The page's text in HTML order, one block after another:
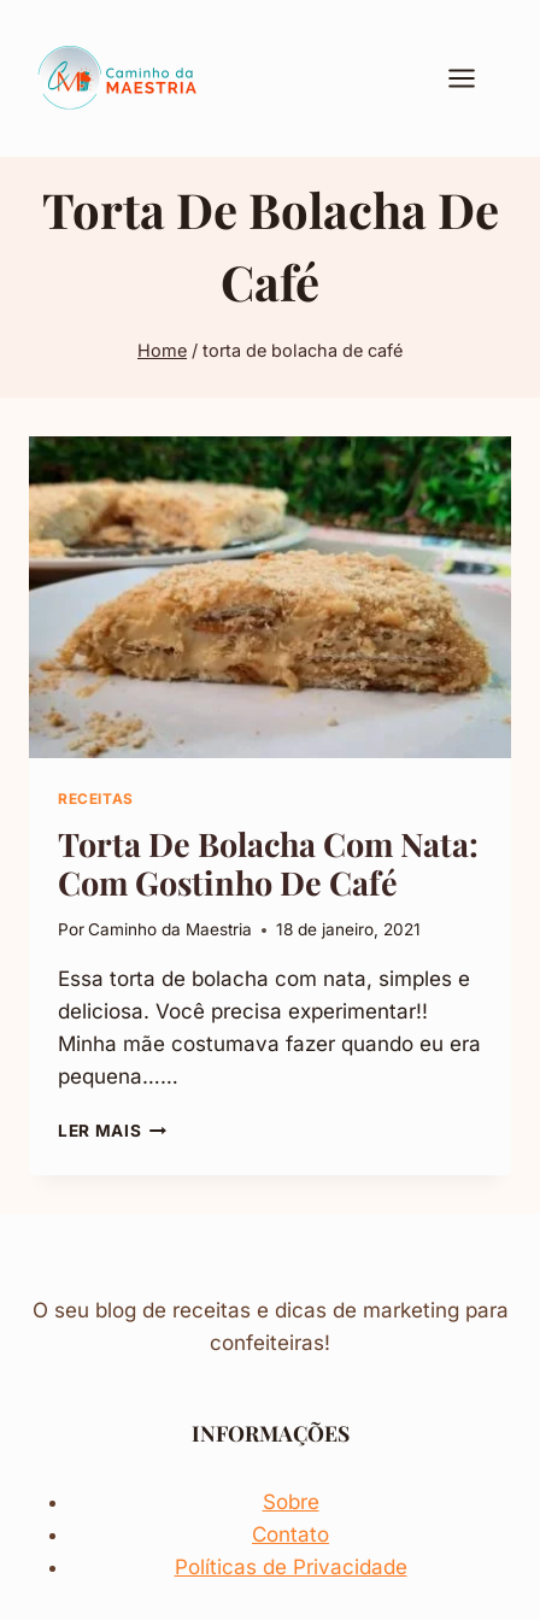
Conteúdo
Torta De Bolacha De
Café
Home / torta de bolacha de café
RECEITAS
Torta De Bolacha Com Nata:
Com Gostinho De Café
PorCaminho da Maestria 18 de janeiro, 2021
Essa torta de bolacha com nata, simples e
deliciosa. Você precisa experimentar!!
Minha mãe costumava fazer quando eu era
pequena……
LER MAISTORTA
DE
O seu blog de receitas e dicas de marketing para
confeiteiras!
INFORMAÇÕES
Sobre
Contato
Políticas de Privacidade